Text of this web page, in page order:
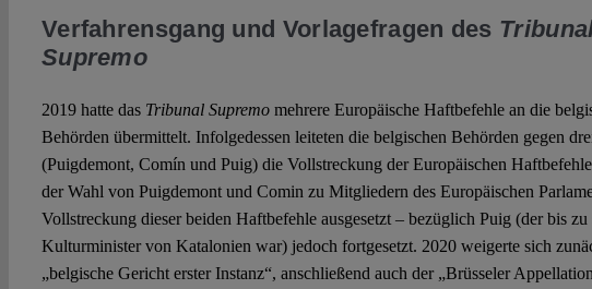
Verfahrensgang und Vorlagefragen des
Supremo
2019 hatte das Tribunal Supremo mehrere Europäische Haftbefehle an die
Behörden übermittelt. Infolgedessen leiteten die belgischen Behörden gegen
(Puigdemont, Comín und Puig) die Vollstreckung der Europäischen
der Wahl von Puigdemont und Comin zu Mitgliedern des Europäischen
Vollstreckung dieser beiden Haftbefehle ausgesetzt – bezüglich Puig (der bis
Kulturminister von Katalonien war) jedoch fortgesetzt. 2020 weigerte sich
„belgische Gericht erster Instanz“, anschließend auch der „Brüsseler